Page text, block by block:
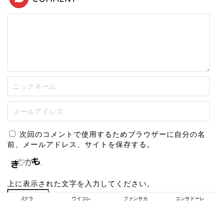
次回のコメントで使用するためブラウザーに自分の名
前、メールアドレス、サイトを保存する。
上に表示された文字を入力してください。
Jクラ ウイコレ ファンサカ コンサドーレ